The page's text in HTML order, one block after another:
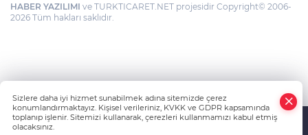
HABER YAZILIMI ve TURKTICARET.NET projesidir Copyright© 2006-
2026 Tüm hakları saklıdır.
Sizlere daha iyi hizmet sunabilmek adına sitemizde çerez
konumlandırmaktayız. Kişisel verileriniz, KVKK ve GDPR kapsamında
toplanıp işlenir. Sitemizi kullanarak, çerezleri kullanmamızı kabul etmiş
olacaksınız.